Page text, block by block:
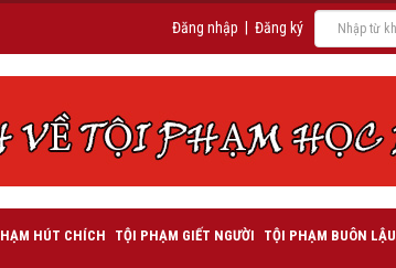
Đăng nhập Đăng ký
HÚT CHÍCH TỘI PHẠM GIẾT NGƯỜI TỘI PHẠM BUÔN LẬU